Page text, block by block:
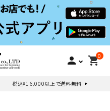
person 0
shopping_cart
税込¥16,000以上で送料無料